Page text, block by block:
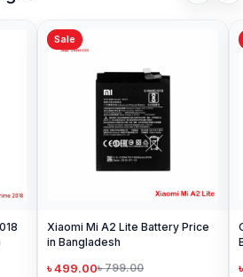
Sale
Xiaomi Mi A2 Lite Battery Price
in Bangladesh
৳ 499.00৳ 799.00